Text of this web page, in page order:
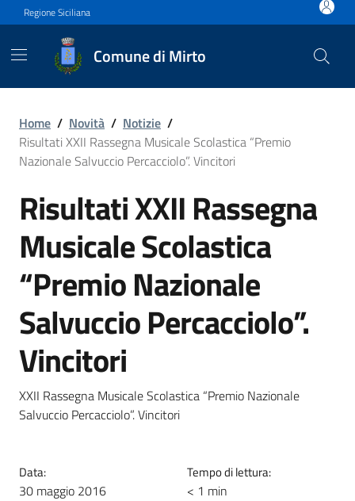
Vai ai contenuti
Vai al footer
Regione Siciliana
Comune di Mirto
Risultati XXII Rassegna
Home / Novità / Notizie /
Risultati XXII Rassegna Musicale Scolastica “Premio
Nazionale Salvuccio Percacciolo”. Vincitori
Risultati XXII Rassegna
Musicale Scolastica
“Premio Nazionale
Salvuccio Percacciolo”.
Vincitori
XXII Rassegna Musicale Scolastica “Premio Nazionale
Salvuccio Percacciolo”. Vincitori
Data:
30 maggio 2016
Tempo di lettura:
< 1 min